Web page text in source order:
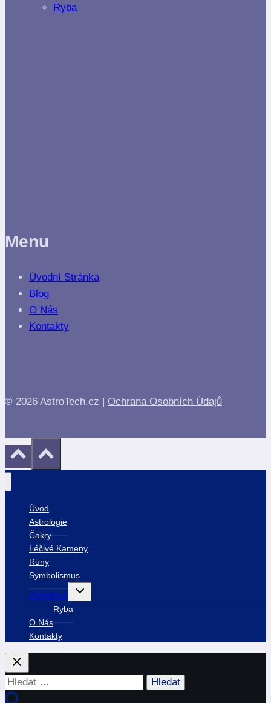
Ryba
Menu
Úvodní Stránka
Blog
O Nás
Kontakty
© 2026 AstroTech.cz | Ochrana Osobních Údajů
Úvod
Astrologie
Čakry
Léčivé Kameny
Runy
Symbolismus
Zvěrokruh
Toggle
Ryba
O Nás
Kontakty
Vyhledávání